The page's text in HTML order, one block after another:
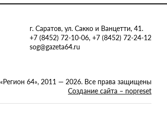
г. Саратов, ул. Сакко и Ванцетти, 41.
+7 (8452) 72-10-06, +7 (8452) 72-24-12
sog@gazeta64.ru
64», 2011 — 2026. Все права защищены
Создание сайта – nopreset